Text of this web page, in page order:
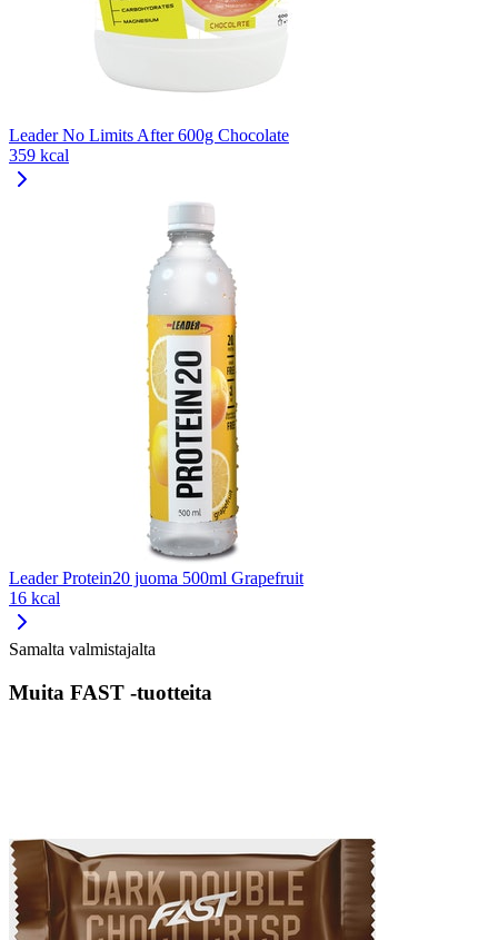
Leader No Limits After 600g Chocolate
359 kcal
Leader Protein20 juoma 500ml Grapefruit
16 kcal
Samalta valmistajalta
Muita FAST -tuotteita